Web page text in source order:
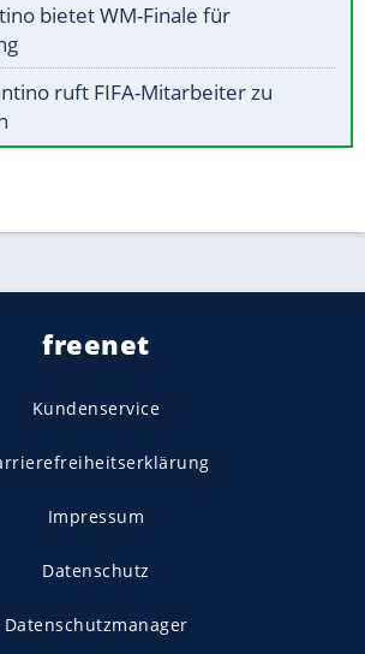
bietet WM-Finale für
ruft FIFA-Mitarbeiter zu
freenet
Kundenservice
Impressum
Datenschutz
Datenschutzmanager